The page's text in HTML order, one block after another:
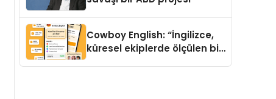
Cowboy English: “İngilizce,
küresel ekiplerde ölçülen bir